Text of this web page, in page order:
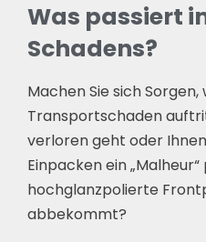
Was passiert
Schadens?
Machen Sie sich
Transportschaden
verloren geht oder
Einpacken ein
hochglanzpolierte
abbekommt?